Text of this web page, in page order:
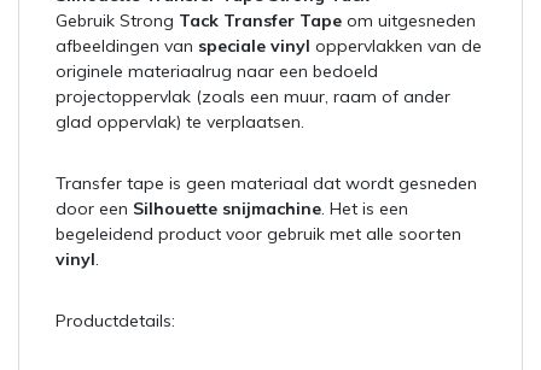
Gebruik Strong Tack Transfer Tape om uitgesneden
afbeeldingen van speciale vinyl oppervlakken van de
originele materiaalrug naar een bedoeld
projectoppervlak (zoals een muur, raam of ander
glad oppervlak) te verplaatsen.
Transfer tape is geen materiaal dat wordt gesneden
door een Silhouette snijmachine. Het is een
begeleidend product voor gebruik met alle soorten
vinyl.
Productdetails: